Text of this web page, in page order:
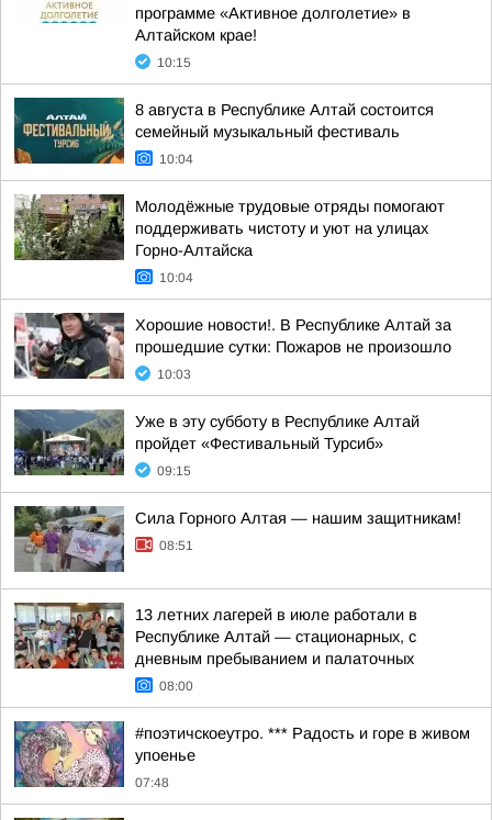
программе «Активное долголетие» в
Алтайском крае!
10:15
8 августа в Республике Алтай состоится
семейный музыкальный фестиваль
10:04
Молодёжные трудовые отряды помогают
поддерживать чистоту и уют на улицах
Горно-Алтайска
10:04
Хорошие новости!. В Республике Алтай за
прошедшие сутки: Пожаров не произошло
10:03
Уже в эту субботу в Республике Алтай
пройдет «Фестивальный Турсиб»
09:15
Сила Горного Алтая — нашим защитникам!
08:51
13 летних лагерей в июле работали в
Республике Алтай — стационарных, с
дневным пребыванием и палаточных
08:00
#поэтичскоеутро. *** Радость и горе в живом
упоенье
07:48